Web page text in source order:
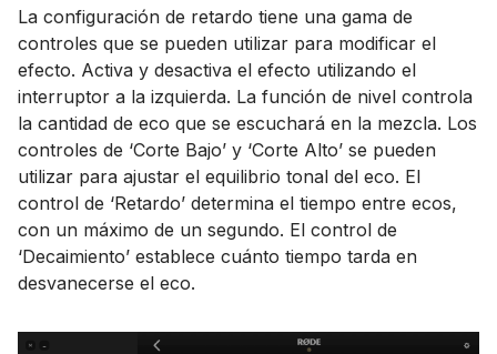
La configuración de retardo tiene una gama de
controles que se pueden utilizar para modificar el
efecto. Activa y desactiva el efecto utilizando el
interruptor a la izquierda. La función de nivel controla
la cantidad de eco que se escuchará en la mezcla. Los
controles de ‘Corte Bajo’ y ‘Corte Alto’ se pueden
utilizar para ajustar el equilibrio tonal del eco. El
control de ‘Retardo’ determina el tiempo entre ecos,
con un máximo de un segundo. El control de
‘Decaimiento’ establece cuánto tiempo tarda en
desvanecerse el eco.